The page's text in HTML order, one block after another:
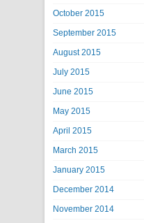
October 2015
September 2015
August 2015
July 2015
June 2015
May 2015
April 2015
March 2015
January 2015
December 2014
November 2014